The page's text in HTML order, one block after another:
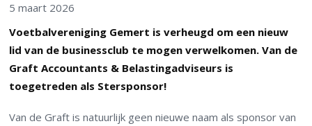
5 maart 2026
Voetbalvereniging Gemert is verheugd om een nieuw
lid van de businessclub te mogen verwelkomen. Van de
Graft Accountants & Belastingadviseurs is
toegetreden als Stersponsor!
Van de Graft is natuurlijk geen nieuwe naam als sponsor van